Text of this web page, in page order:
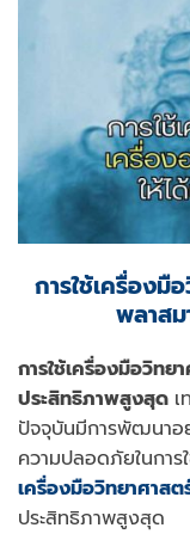
การใช้เครื่องมื
พลาสม
การใช้เครื่องมือวิทย
ประสิทธิภาพสูงสุด
ปัจจุบันมีการพัฒนาอ
ความปลอดภัยในกา
เครื่องมือวิทยาศาสต
ประสิทธิภาพสูงสุด